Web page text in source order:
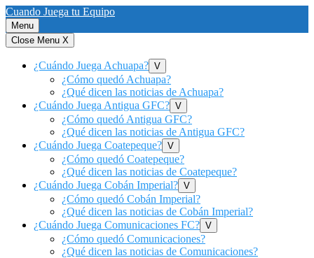
Saltar
al
contenido
Cuando Juega tu Equipo
Menu
Close Menu X
¿Cuándo Juega Achuapa? Show
sub
menu
V
¿Cómo quedó Achuapa?
¿Qué dicen las noticias de Achuapa?
¿Cuándo Juega Antigua GFC? Show
sub
menu
V
¿Cómo quedó Antigua GFC?
¿Qué dicen las noticias de Antigua GFC?
¿Cuándo Juega Coatepeque? Show
sub
menu
V
¿Cómo quedó Coatepeque?
¿Qué dicen las noticias de Coatepeque?
¿Cuándo Juega Cobán Imperial? Show
sub
menu
V
¿Cómo quedó Cobán Imperial?
¿Qué dicen las noticias de Cobán Imperial?
¿Cuándo Juega Comunicaciones FC? Show
sub
menu
V
¿Cómo quedó Comunicaciones?
¿Qué dicen las noticias de Comunicaciones?